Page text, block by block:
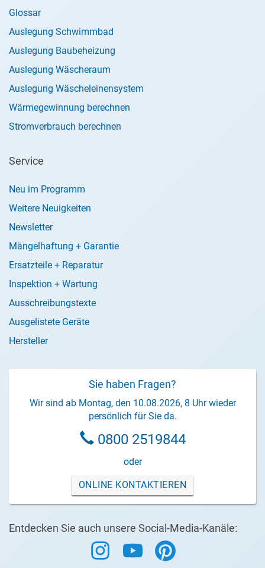
Glossar
Auslegung Schwimmbad
Auslegung Baubeheizung
Auslegung Wäscheraum
Auslegung Wäscheleinensystem
Wärmegewinnung berechnen
Stromverbrauch berechnen
Service
Neu im Programm
Weitere Neuigkeiten
Newsletter
Mängelhaftung + Garantie
Ersatzteile + Reparatur
Inspektion + Wartung
Ausschreibungstexte
Ausgelistete Geräte
Hersteller
Sie haben Fragen?
Wir sind ab Montag, den 10.08.2026, 8 Uhr wieder
persönlich für Sie da.
0800 2519844
oder
ONLINE KONTAKTIEREN
Entdecken Sie auch unsere Social-Media-Kanäle: